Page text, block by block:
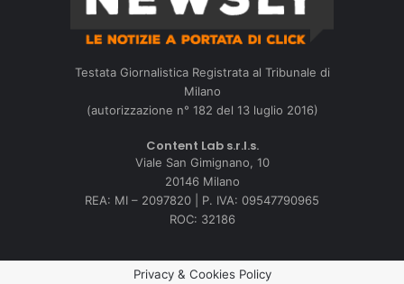
Testata Giornalistica Registrata al Tribunale di
Milano
(autorizzazione n° 182 del 13 luglio 2016)
Content Lab s.r.l.s.
Viale San Gimignano, 10
20146 Milano
REA: MI – 2097820 | P. IVA: 09547790965
ROC: 32186
Privacy & Cookies Policy